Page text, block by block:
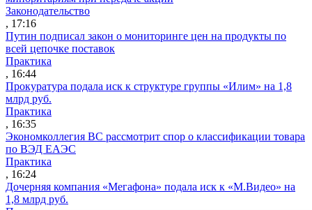
Законодательство
, 17:16
Путин подписал закон о мониторинге цен на продукты по
всей цепочке поставок
Практика
, 16:44
Прокуратура подала иск к структуре группы «Илим» на 1,8
млрд руб.
Практика
, 16:35
Экономколлегия ВС рассмотрит спор о классификации товара
по ВЭД ЕАЭС
Практика
, 16:24
Дочерняя компания «Мегафона» подала иск к «М.Видео» на
1,8 млрд руб.